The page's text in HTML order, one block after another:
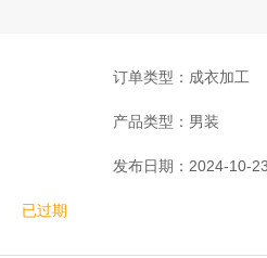
订单类型：成衣加工
产品类型：男装
发布日期：2024-10-
已过期